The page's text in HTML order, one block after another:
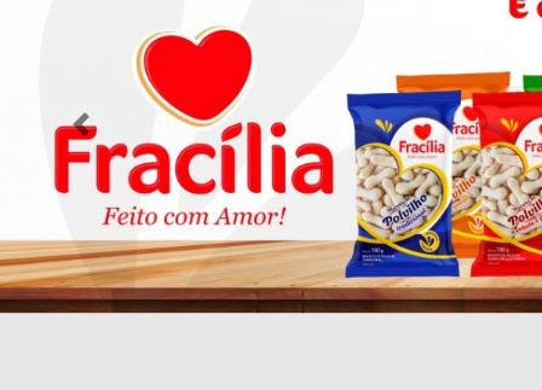
Previous